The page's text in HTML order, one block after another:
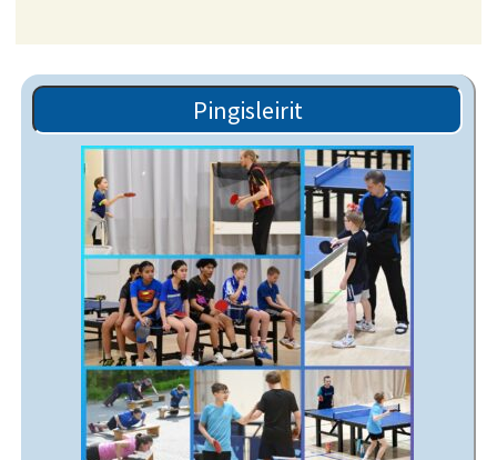
Pingisleirit